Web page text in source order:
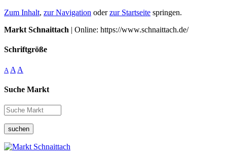
Zum Inhalt, zur Navigation oderzur Startseite springen.
Markt Schnaittach | Online: https://www.schnaittach.de/
Schriftgröße
A A A
Suche Markt
suchen